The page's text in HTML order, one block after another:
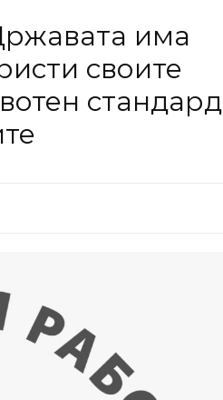
има
своите
стандард